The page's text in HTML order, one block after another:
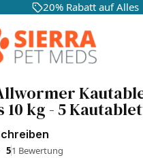
20% Rabatt auf Alles
10 kg - 5
51 Bewertung